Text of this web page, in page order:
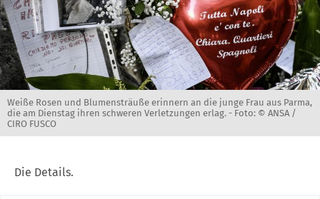
Weiße Rosen und Blumensträuße erinnern an die junge Frau aus Parma,
die am Dienstag ihren schweren Verletzungen erlag. - Foto: © ANSA /
CIRO FUSCO
Die Details.